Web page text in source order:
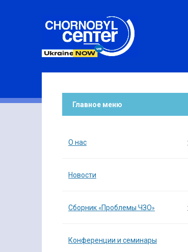
Главное меню
О нас
Новости
Сборник «Проблемы ЧЗО»
Конференции и семинары